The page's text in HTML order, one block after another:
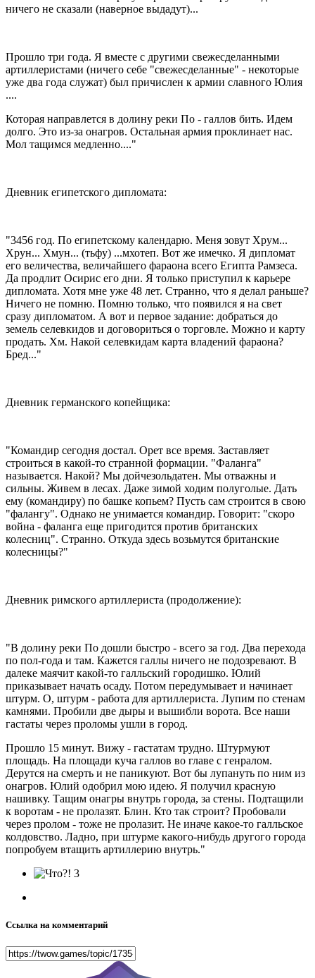
ничего не сказали (наверное выдадут)...
Прошло три года. Я вместе с другими свежесделанными
артиллеристами (ничего себе "свежесделанные" - некоторые
уже два года служат) был причислен к армии славного Юлия
....
Которая направлется в долину реки По - галлов бить. Идем
долго. Это из-за онагров. Остальная армия проклинает нас.
Мол тащимся медленно...."
Дневник египетского дипломата:
"3456 год. По египетскому календарю. Меня зовут Хрум...
Хрун... Хмун... (тьфу) ...мхотеп. Вот же имечко. Я дипломат
его величества, величайшего фараона всего Египта Рамзеса.
Да продлит Осирис его дни. Я только приступил к карьере
дипломата. Хотя мне уже 48 лет. Странно, что я делал раньше?
Ничего не помню. Помню только, что появился я на свет
сразу дипломатом. А вот и первое задание: добраться до
земель селевкидов и договориться о торговле. Можно и карту
продать. Хм. Накой селевкидам карта владений фараона?
Бред..."
Дневник германского копейщика:
"Командир сегодня достал. Орет все время. Заставляет
строиться в какой-то странной формации. "Фаланга"
называется. Накой? Мы дойчезольдатен. Мы отважны и
сильны. Живем в лесах. Даже зимой ходим полуголые. Дать
ему (командиру) по башке копьем? Пусть сам строится в свою
"фалангу". Однако не унимается командир. Говорит: "скоро
война - фаланга еще пригодится против британских
колесниц". Странно. Откуда здесь возьмутся британские
колесницы?"
Дневник римского артиллериста (продолжение):
"В долину реки По дошли быстро - всего за год. Два перехода
по пол-года и там. Кажется галлы ничего не подозревают. В
далеке маячит какой-то галльский городишко. Юлий
приказывает начать осаду. Потом передумывает и начинает
штурм. О, штурм - работа для артиллериста. Лупим по стенам
камнями. Пробили две дыры и вышибли ворота. Все наши
гастаты через проломы ушли в город.
Прошло 15 минут. Вижу - гастатам трудно. Штурмуют
площадь. На площади куча галлов во главе с генралом.
Дерутся на смерть и не паникуют. Вот бы лупануть по ним из
онагров. Юлий одобрил мою идею. Я получил красную
нашивку. Тащим онагры внутрь города, за стены. Подтащили
к воротам - не пролазят. Блин. Кто так строит? Пробовали
через пролом - тоже не пролазит. Не иначе какое-то галльское
колдовство. Ладно, при штурме какого-нибудь другого города
попробуем втащить артиллерию внутрь."
3
Ссылка на комментарий